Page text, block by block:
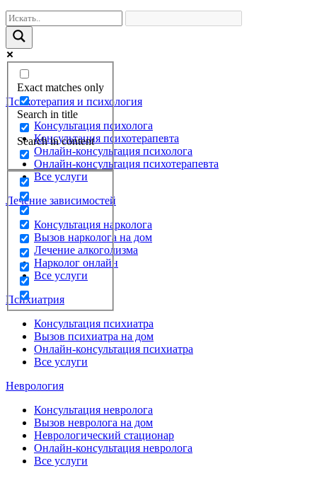
Exact matches only
Search in title
Search in content
Психотерапия и психология
Консультация психолога
Консультация психотерапевта
Онлайн-консультация психолога
Онлайн-консультация психотерапевта
Все услуги
Лечение зависимостей
Консультация нарколога
Вызов нарколога на дом
Лечение алкоголизма
Нарколог онлайн
Все услуги
Психиатрия
Консультация психиатра
Вызов психиатра на дом
Онлайн-консультация психиатра
Все услуги
Неврология
Консультация невролога
Вызов невролога на дом
Неврологический стационар
Онлайн-консультация невролога
Все услуги